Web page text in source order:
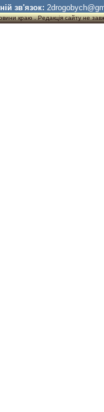
зв'язок:
краю . Редакція сайту не